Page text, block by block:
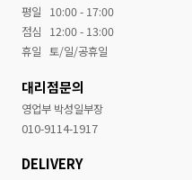
평일
10:00 - 17:00
점심
12:00 - 13:00
휴일 토/일/공휴일
대리점문의
영업부 박성일부장
010-9114-1917
DELIVERY